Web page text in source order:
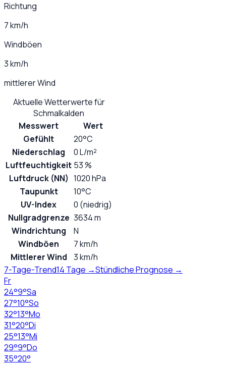
Richtung
7 km/h
Windböen
3 km/h
mittlerer Wind
Aktuelle Wetterwerte für
Schmalkalden
Messwert
Wert
Gefühlt
20°C
Niederschlag
0 L/m²
Luftfeuchtigkeit 53 %
Luftdruck (NN) 1020 hPa
Taupunkt
10°C
UV-Index
0 (niedrig)
Nullgradgrenze 3634 m
Windrichtung
N
Windböen
7 km/h
Mittlerer Wind
3 km/h
7-Tage-Trend14 Tage →Stündliche Prognose →
Fr
24°9°Sa
27°10°So
32°13°Mo
31°20°Di
25°13°Mi
29°9°Do
35°20°